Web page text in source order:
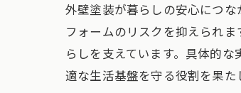
外壁塗装が暮らしの安心につ
フォームのリスクを抑えられ
らしを支えています。具体的
適な生活基盤を守る役割を果た